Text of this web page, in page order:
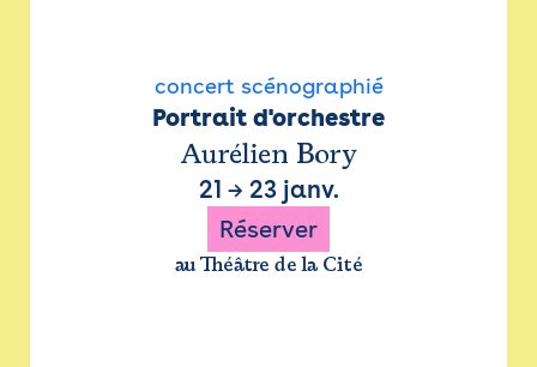
concert scénographié
Portrait d'orchestre
Aurélien Bory
21 → 23 janv.
Réserver
au Théâtre de la Cité